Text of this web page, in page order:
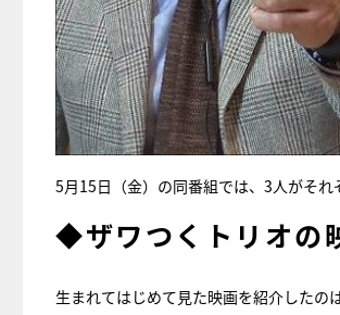
5月15日（金）の同番組では、3人がそれ
◆ザワつくトリオの
生まれてはじめて見た映画を紹介した